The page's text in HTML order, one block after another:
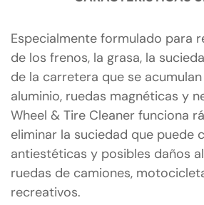
Especialmente formulado para
de los frenos, la grasa, la
de la carretera que se
aluminio, ruedas magnéticas y
Wheel & Tire Cleaner funciona
eliminar la suciedad que puede
antiestéticas y posibles daños
ruedas de camiones,
recreativos.